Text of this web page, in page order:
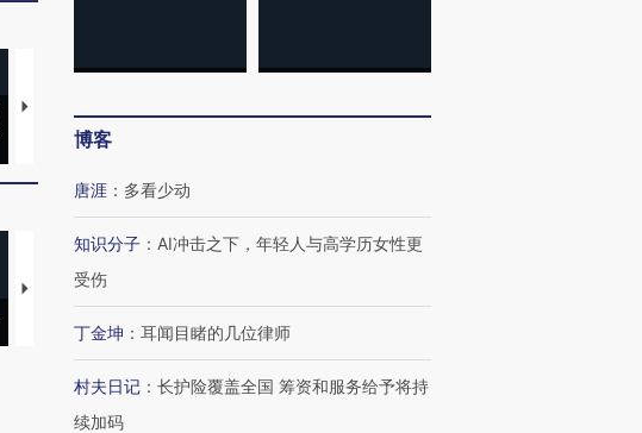
视线｜HYROX的吸金
术：是什么让中产们甘
心“花钱找虐”？
【推广】走进第四届链博
会，让数智科技“链”接产
【特别呈现】寻找100种
有意思的生活方式·第三对
CFO：不靠规模取胜，华
博客
唐涯 ： 多看少动
知识分子 ： AI冲击之下，年轻人与高学历女性更
受伤
丁金坤 ： 耳闻目睹的几位律师
村夫日记 ： 长护险覆盖全国 筹资和服务给予将持
续加码